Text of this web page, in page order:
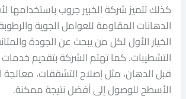
كذلك تتميز شركة الخبير جروب باستخدامها
الدهانات المقاومة للعوامل الجوية
الخيار الأول لكل من يبحث عن الجودة
التشطيبات. كما تهتم الشركة بتقديم خدمات
قبل الدهان، مثل إصلاح التشققات، معالجة
الأسطح للوصول إلى أفضل نتيجة ممكنة.